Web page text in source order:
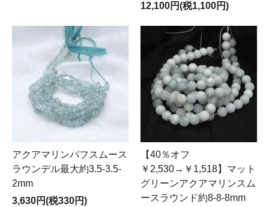
12,100円(税1,100円)
アクアマリンパフスムース
ラウンデル最大約3.5-3.5-
2mm
3,630円(税330円)
【40％オフ
￥2,530→￥1,518】マット
グリーンアクアマリンスム
ースラウンド約8-8-8mm